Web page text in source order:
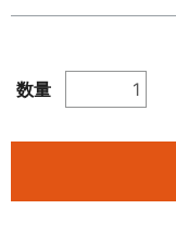
数量